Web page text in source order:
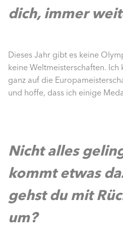
dich, immer
Dieses Jahr gibt es keine
keine Weltmeisterschaften.
ganz auf die
und hoffe, dass ich einige
Nicht alles
kommt etwas
gehst du mit
um?